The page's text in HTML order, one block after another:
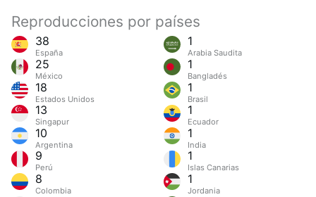
Reproducciones por países
38
España
25
México
18
Estados Unidos
13
Singapur
10
Argentina
9
Perú
8
Colombia
1
Arabia Saudita
1
Bangladés
1
Brasil
1
Ecuador
1
India
1
Islas Canarias
1
Jordania